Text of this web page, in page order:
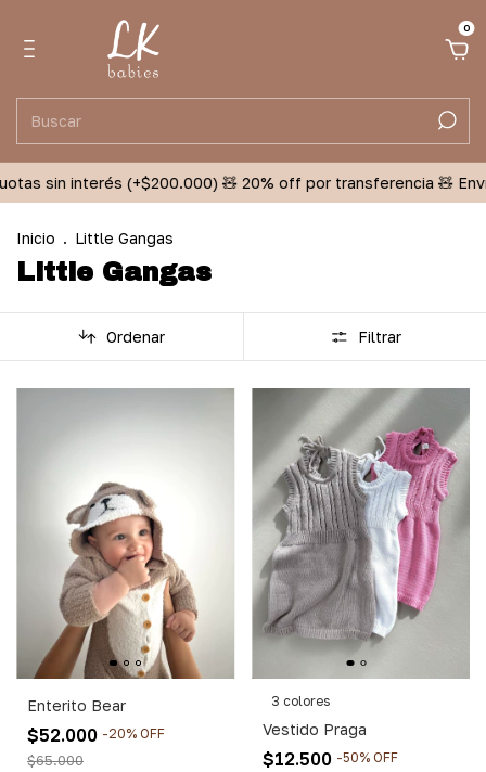
0
interés (+$200.000) 🧸 20% off por transferencia 🧸 Envíos
Inicio . Little Gangas
Little Gangas
Ordenar Filtrar
Enterito Bear
$52.000 -20% OFF
$65.000
3 colores
Vestido Praga
$12.500 -50% OFF